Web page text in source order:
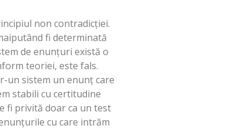
non contradicţiei.
fi determinată
de enunţuri există o
teoriei, este fals.
un sistem un enunţ care
stabili cu certitudine
fi privită doar ca un test
cu care intrăm